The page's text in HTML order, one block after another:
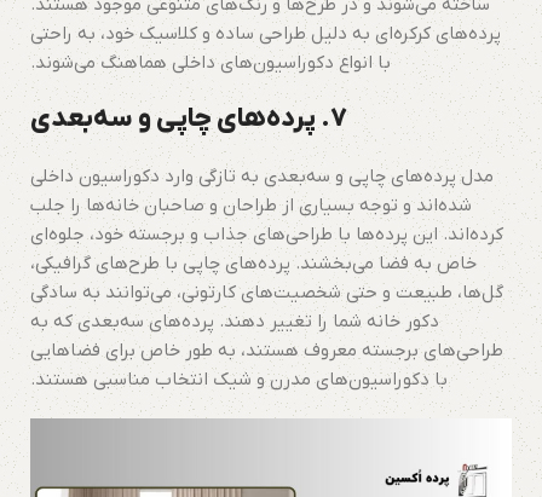
پرده‌های کرکره‌ای به دلیل طراحی ساده و کلاسیک خود، به راحتی
با انواع دکوراسیون‌های داخلی هماهنگ می‌شوند.
7. پرده‌های چاپی و سه‌بعدی
مدل پرده‌های چاپی و سه‌بعدی به تازگی وارد دکوراسیون داخلی
شده‌اند و توجه بسیاری از طراحان و صاحبان خانه‌ها را جلب
کرده‌اند. این پرده‌ها با طراحی‌های جذاب و برجسته خود، جلوه‌ای
خاص به فضا می‌بخشند. پرده‌های چاپی با طرح‌های گرافیکی،
گل‌ها، طبیعت و حتی شخصیت‌های کارتونی، می‌توانند به سادگی
دکور خانه شما را تغییر دهند. پرده‌های سه‌بعدی که به
طراحی‌های برجسته معروف هستند، به طور خاص برای فضاهایی
با دکوراسیون‌های مدرن و شیک انتخاب مناسبی هستند.